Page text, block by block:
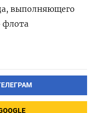
выполняющего
флота